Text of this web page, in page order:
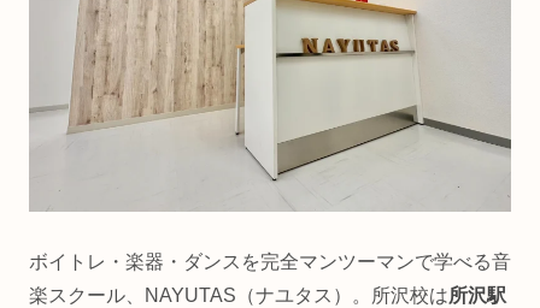
ボイトレ・楽器・ダンスを完全マンツーマンで学べる音
楽スクール、NAYUTAS（ナユタス）。所沢校は所沢駅